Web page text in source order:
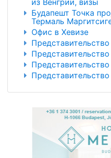
из Венгрии, визы
Будапешт Точка
Термаль
Офис в Хевизе